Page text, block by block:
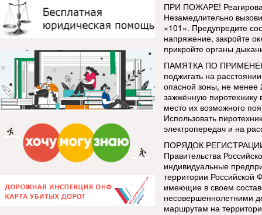
ПРИ ПОЖАРЕ!
Незамедлительно
«101». Предупредите
напряжение, закройте
прикройте органы
ПАМЯТКА ПО
поджигать на
опасной зоны, не менее
зажжённую пиротехнику
место их возможного
Использовать
электропередач и на
ПОРЯДОК РЕГИСТРАЦИИ
Правительства
индивидуальные
территории Российской
имеющие в своем
несовершеннолетними
маршрутам на